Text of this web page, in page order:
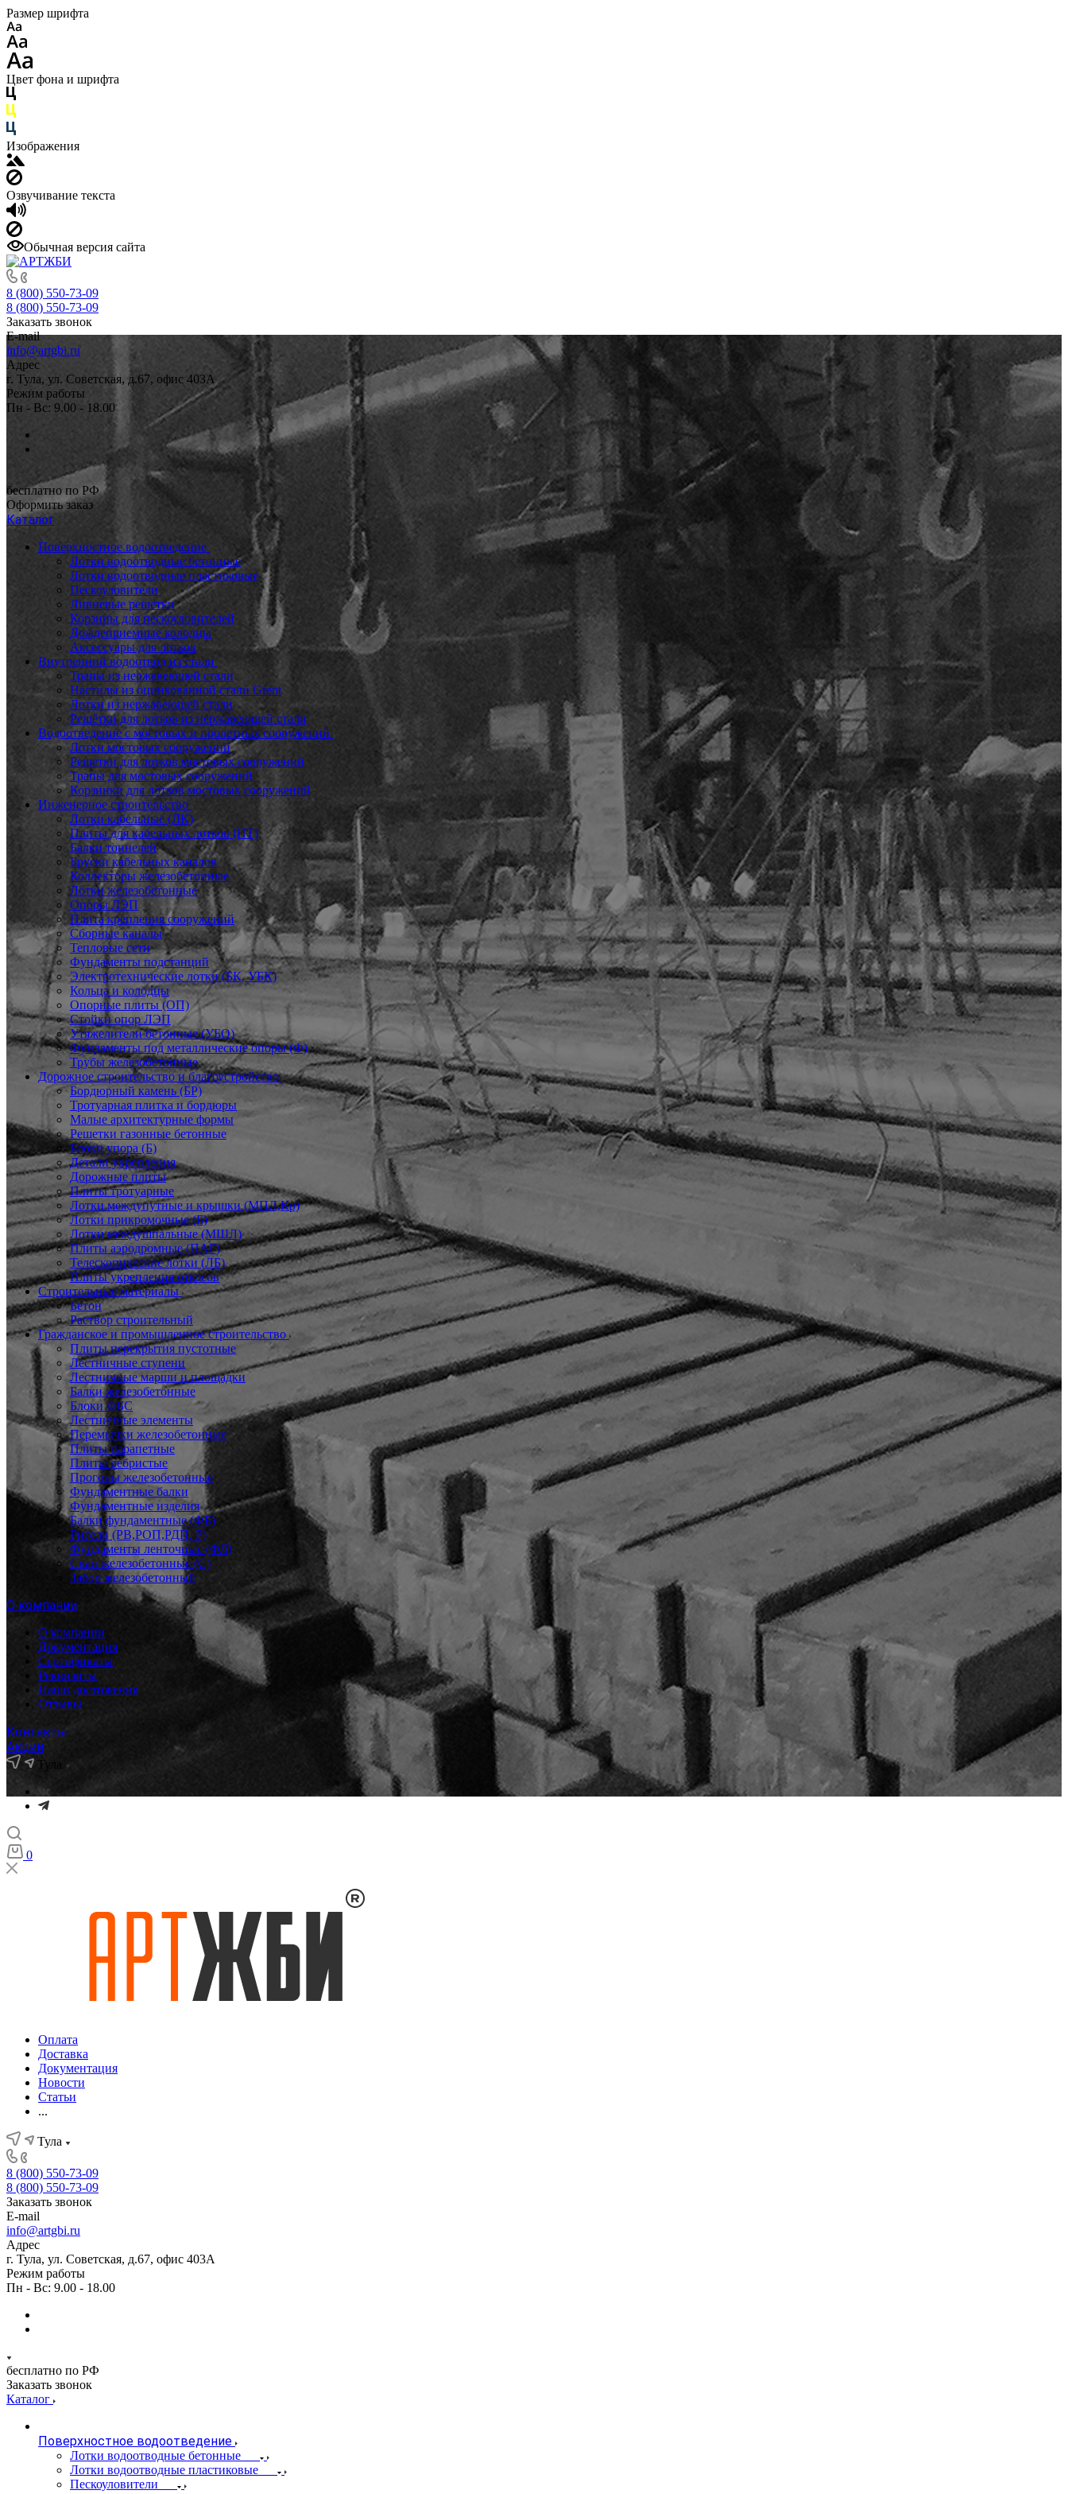
Размер шрифта
Цвет фона и шрифта
Изображения
Озвучивание текста
Обычная версия сайта
8 (800) 550-73-09
8 (800) 550-73-09
Заказать звонок
E-mail
info@artgbi.ru
Адрес
г. Тула, ул. Советская, д.67, офис 403А
Режим работы
Пн - Вс: 9.00 - 18.00
бесплатно по РФ
Оформить заказ
Каталог
Поверхностное водоотведение
Лотки водоотводные бетонные
Лотки водоотводные пластиковые
Пескоуловители
Ливневые решетки
Корзины для пескоуловителей
Дождеприемные колодцы
Аксессуары для лотков
Внутренний водоотвод из стали
Трапы из нержавеющей стали
Настилы из оцинкованной стали Grent
Лотки из нержавеющей стали
Решётки для лотков из нержавеющей стали
Водоотведение с мостовых и пролетных сооружений
Лотки мостовых сооружений
Решетки для лотков мостовых сооружений
Трапы для мостовых сооружений
Корзинки для лотков мостовых сооружений
Инженерное строительство
Лотки кабельные (ЛК)
Плиты для кабельных лотков (ПТ)
Балки тоннелей
Бруски кабельных каналов
Коллекторы железобетонные
Лотки железобетонные
Опоры ЛЭП
Плита крепления сооружений
Сборные каналы
Тепловые сети
Фундаменты подстанций
Электротехнические лотки (БК, УБК)
Кольца и колодцы
Опорные плиты (ОП)
Стойки опор ЛЭП
Утяжелители бетонные (УБО)
Фундаменты под металлические опоры (Ф)
Трубы железобетонные
Дорожное строительство и благоустройство
Бордюрный камень (БР)
Тротуарная плитка и бордюры
Малые архитектурные формы
Решетки газонные бетонные
Блоки упора (Б)
Детали укрепления
Дорожные плиты
Плиты тротуарные
Лотки междупутные и крышки (МПЛ,Кр)
Лотки прикромочные (Б)
Лотки междушпальные (МШЛ)
Плиты аэродромные (ПАГ)
Телескопические лотки (ЛБ)
Плиты укрепления откосов
Строительные материалы
Бетон
Раствор строительный
Гражданское и промышленное строительство
Плиты перекрытия пустотные
Лестничные ступени
Лестничные марши и площадки
Балки железобетонные
Блоки ФБС
Лестничные элементы
Перемычки железобетонные
Плиты парапетные
Плиты ребристые
Прогоны железобетонные
Фундаментные балки
Фундаментные изделия
Балки фундаментные (ФБ)
Ригели (РВ,РОП,РДП, Р)
Фундаменты ленточные (ФЛ)
Сваи железобетонные (С)
Забор железобетонный
О компании
О компании
Документация
Сертификаты
Реквизиты
Наши достижения
Отзывы
Контакты
Акции
Тула
0
Оплата
Доставка
Документация
Новости
Статьи
...
Тула
8 (800) 550-73-09
8 (800) 550-73-09
Заказать звонок
E-mail
info@artgbi.ru
Адрес
г. Тула, ул. Советская, д.67, офис 403А
Режим работы
Пн - Вс: 9.00 - 18.00
бесплатно по РФ
Заказать звонок
Каталог
Поверхностное водоотведение
Лотки водоотводные бетонные
Лотки водоотводные пластиковые
Пескоуловители